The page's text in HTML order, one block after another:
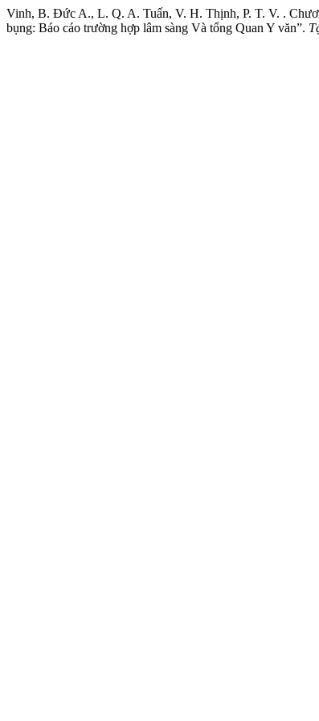
Vinh, B. Đức A., L. Q. A. Tuấn, V. H. Thịnh, P. T. V. .
bụng: Báo cáo trường hợp lâm sàng Và tổng Quan Y văn”.